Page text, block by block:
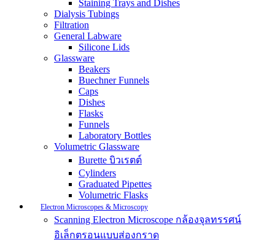
Staining Trays and Dishes
Dialysis Tubings
Filtration
General Labware
Silicone Lids
Glassware
Beakers
Buechner Funnels
Caps
Dishes
Flasks
Funnels
Laboratory Bottles
Volumetric Glassware
Burette บิวเรตต์
Cylinders
Graduated Pipettes
Volumetric Flasks
Electron Microscopes & Microscopy
Scanning Electron Microscope กล้องจุลทรรศน์
อิเล็กตรอนแบบส่องกราด